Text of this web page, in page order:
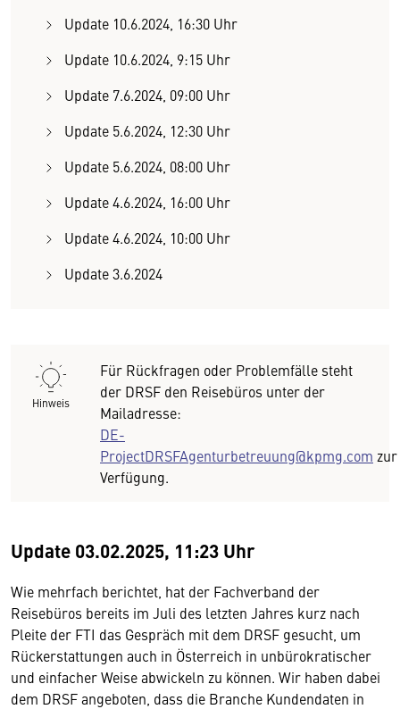
Update 10.6.2024, 16:30 Uhr
Update 10.6.2024, 9:15 Uhr
Update 7.6.2024, 09:00 Uhr
Update 5.6.2024, 12:30 Uhr
Update 5.6.2024, 08:00 Uhr
Update 4.6.2024, 16:00 Uhr
Update 4.6.2024, 10:00 Uhr
Update 3.6.2024
Hinweis
Für Rückfragen oder Problemfälle steht
der DRSF den Reisebüros unter der
Mailadresse:
DE-
ProjectDRSFAgenturbetreuung@kpmg.com zur
Verfügung.
Update 03.02.2025, 11:23 Uhr
Wie mehrfach berichtet, hat der Fachverband der
Reisebüros bereits im Juli des letzten Jahres kurz nach
Pleite der FTI das Gespräch mit dem DRSF gesucht, um
Rückerstattungen auch in Österreich in unbürokratischer
und einfacher Weise abwickeln zu können. Wir haben dabei
dem DRSF angeboten, dass die Branche Kundendaten in